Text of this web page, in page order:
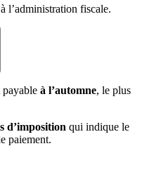
l’administration fiscale.
payable à l’automne, le plus
d’imposition qui indique le
paiement.